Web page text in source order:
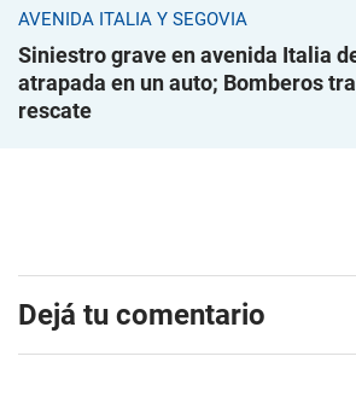
AVENIDA ITALIA Y SEGOVIA
Siniestro grave en avenida Italia
atrapada en un auto; Bomberos
rescate
Dejá tu comentario